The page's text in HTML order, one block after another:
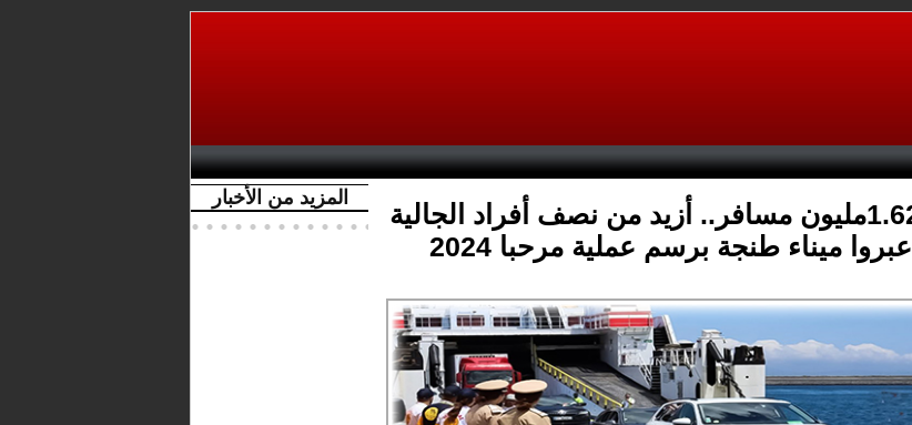
المزيد من الأخبار
بـ1.62مليون مسافر.. أزيد من نصف أفراد الجالية
عبروا ميناء طنجة برسم عملية مرحبا 2024